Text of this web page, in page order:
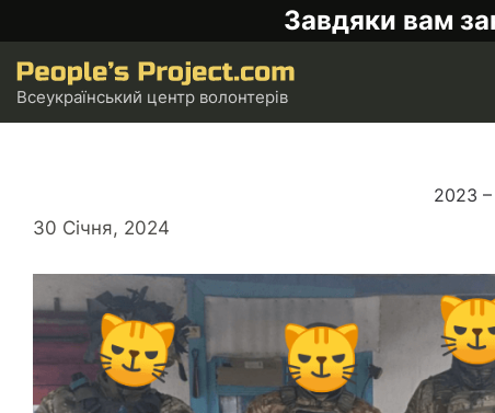
Завдяки вам
Всеукраїнський центр волонтерів
2023
30 Січня, 2024